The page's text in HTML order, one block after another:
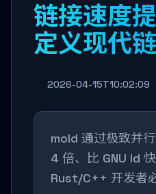
链接速度
定义现代
2026-04-15T10:02:09
mold 通过极致并
4 倍、比 GNU ld
Rust/C++ 开发者